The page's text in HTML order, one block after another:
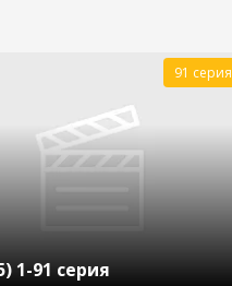
1-91 серия
91 серия